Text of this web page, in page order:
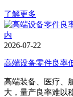
了解更多
2026-07-22
高端设备零件良率
高端装备、医疗、
大，量产良率难以